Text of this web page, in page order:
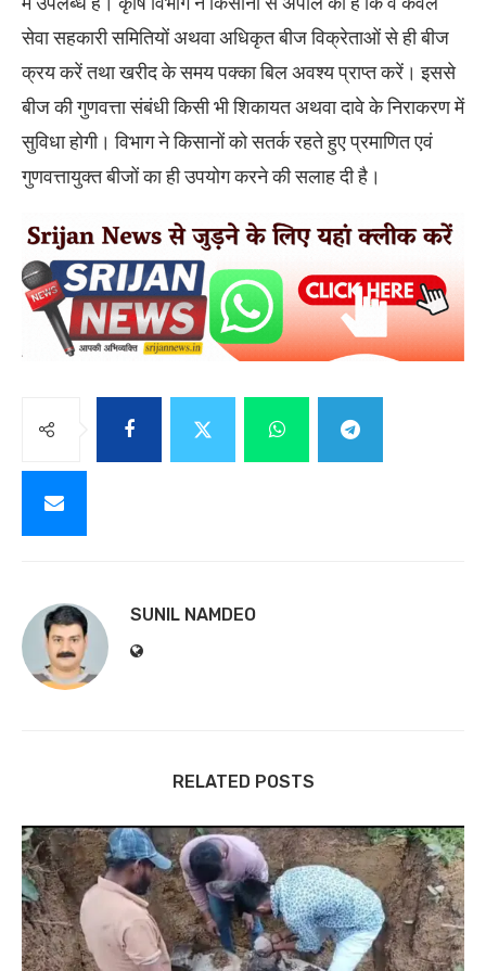
सेवा सहकारी समितियों अथवा अधिकृत बीज विक्रेताओं से ही बीज
क्रय करें तथा खरीद के समय पक्का बिल अवश्य प्राप्त करें। इससे
बीज की गुणवत्ता संबंधी किसी भी शिकायत अथवा दावे के निराकरण में
सुविधा होगी। विभाग ने किसानों को सतर्क रहते हुए प्रमाणित एवं
गुणवत्तायुक्त बीजों का ही उपयोग करने की सलाह दी है।
SUNIL NAMDEO
RELATED POSTS